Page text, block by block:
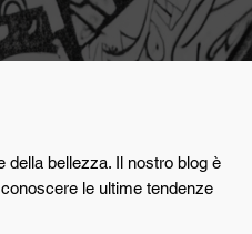
della bellezza. Il nostro blog è
le ultime tendenze